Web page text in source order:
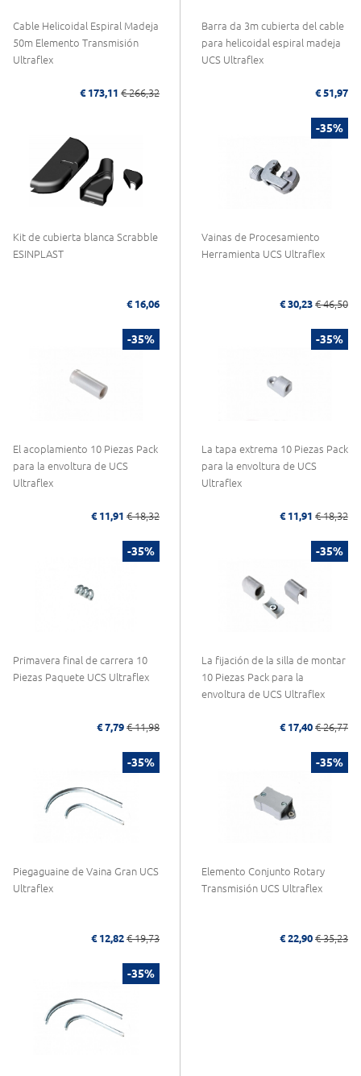
Cable Helicoidal Espiral Madeja
50m Elemento Transmisión
Ultraflex
€ 173,11 € 266,32
Barra da 3m cubierta del cable
para helicoidal espiral madeja
UCS Ultraflex
€ 51,97
Kit de cubierta blanca Scrabble
ESINPLAST
€ 16,06
-35%
Vainas de Procesamiento
Herramienta UCS Ultraflex
€ 30,23 € 46,50
-35%
El acoplamiento 10 Piezas Pack
para la envoltura de UCS
Ultraflex
€ 11,91 € 18,32
-35%
La tapa extrema 10 Piezas Pack
para la envoltura de UCS
Ultraflex
€ 11,91 € 18,32
-35%
Primavera final de carrera 10
Piezas Paquete UCS Ultraflex
€ 7,79 € 11,98
-35%
La fijación de la silla de montar
10 Piezas Pack para la
envoltura de UCS Ultraflex
€ 17,40 € 26,77
-35%
Piegaguaine de Vaina Gran UCS
Ultraflex
€ 12,82 € 19,73
-35%
Elemento Conjunto Rotary
Transmisión UCS Ultraflex
€ 22,90 € 35,23
-35%